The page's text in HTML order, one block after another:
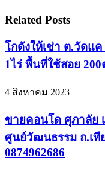
Related Posts
โกดังให้เช่า ต.วัดแ
1ไร่ พื้นที่ใช้สอย 200
4 สิงหาคม 2023
ขายคอนโด ศุภาลัย
ศูนย์วัฒนธรรม ถ.เที
0874962686